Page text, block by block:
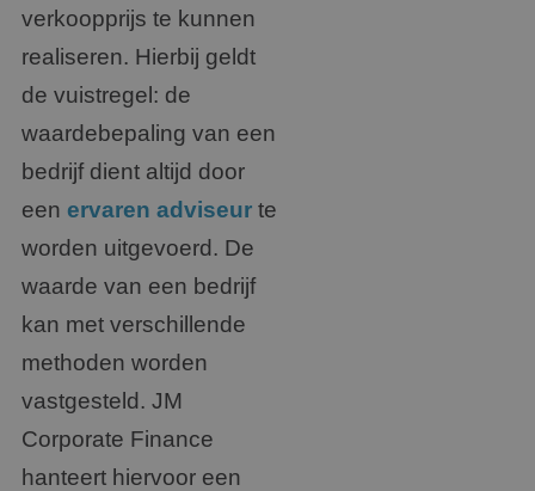
verkoopprijs te kunnen
realiseren. Hierbij geldt
de vuistregel: de
waardebepaling van een
bedrijf dient altijd door
een ervaren adviseur te
worden uitgevoerd. De
waarde van een bedrijf
kan met verschillende
methoden worden
vastgesteld. JM
Corporate Finance
hanteert hiervoor een